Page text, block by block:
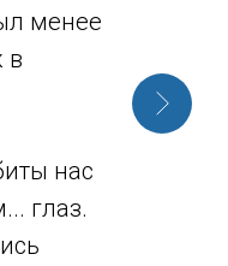
менее
в
нас
глаз.